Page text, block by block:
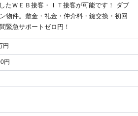
たＷＥＢ接客・ＩＴ接客が可能です！ ダブ
件。敷金・礼金・仲介料・鍵交換・初回
緊急サポートゼロ円！
円
円